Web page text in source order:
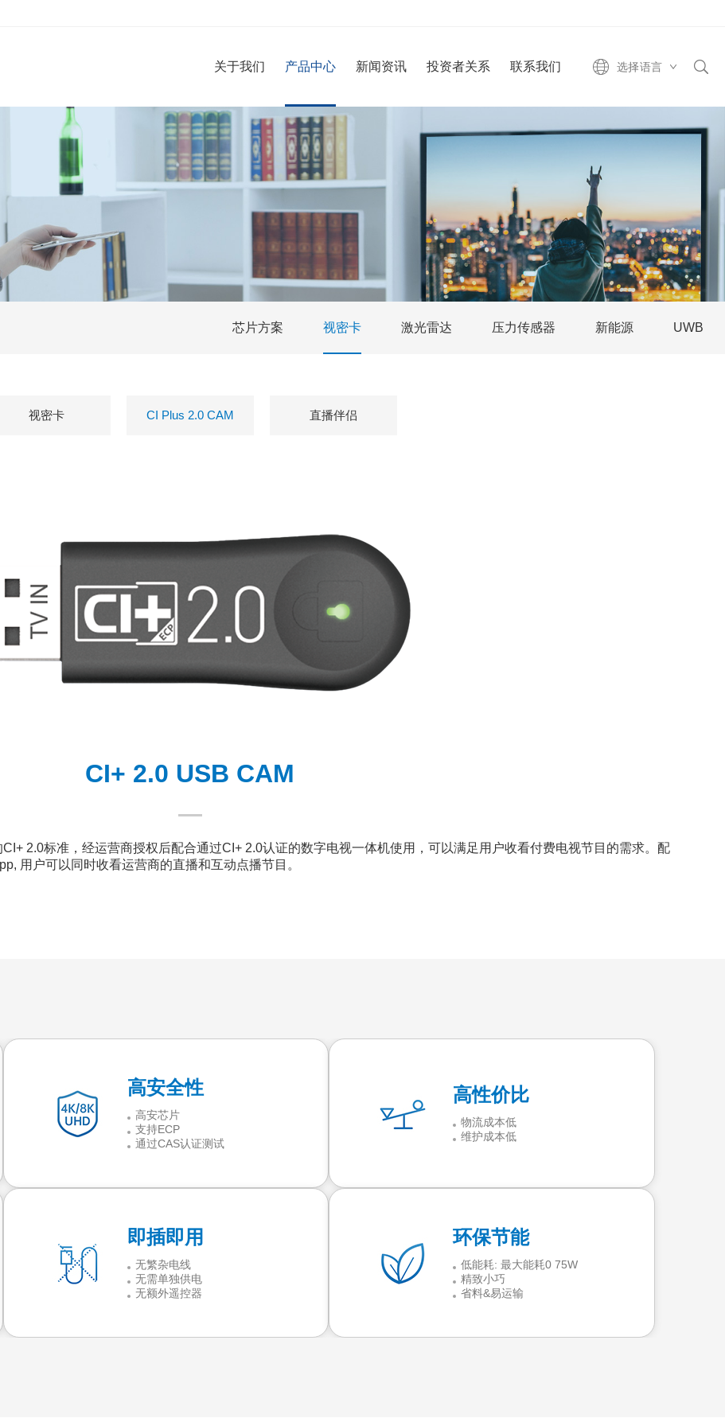
选择语言
关于我们 产品中心 新闻资讯 投资者关系 联系我们
芯片方案 视密卡 激光雷达 压力传感器 新能源 UWB
视密卡 CI Plus 2.0 CAM 直播伴侣
CI+ 2.0 USB CAM
2.0标准，经运营商授权后配合通过CI+ 2.0认证的数字电视一体机使用，可以满足用户收看付费电视节目的需求。配
用户可以同时收看运营商的直播和互动点播节目。
高安全性
高安芯片
支持ECP
通过CAS认证测试
高性价比
物流成本低
维护成本低
即插即用
无繁杂电线
无需单独供电
无额外遥控器
环保节能
低能耗: 最大能耗0 75W
精致小巧
省料&易运输